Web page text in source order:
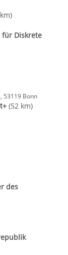
Diskrete
53119 Bonn
(52 km)
des